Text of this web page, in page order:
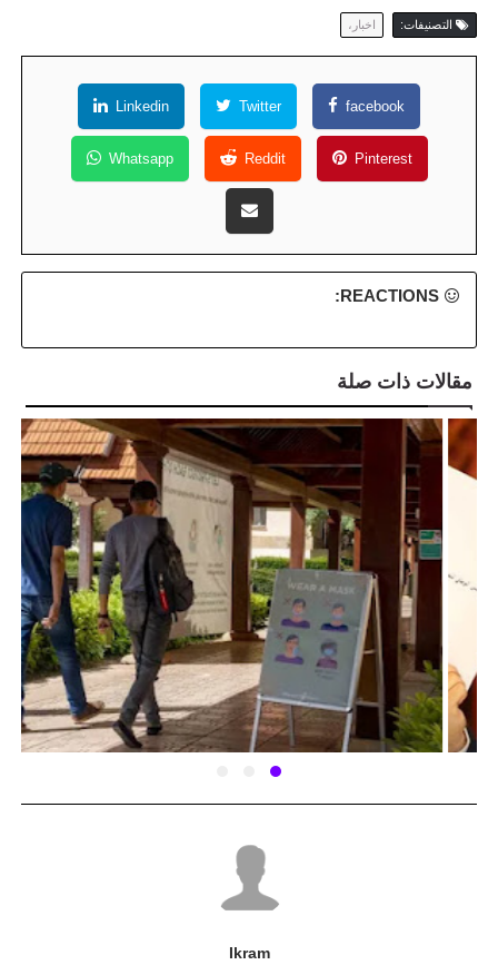
التصنيفات: اخبار،
facebook
Twitter
Linkedin
Pinterest
Reddit
Whatsapp
REACTIONS:
مقالات ذات صلة
Ikram